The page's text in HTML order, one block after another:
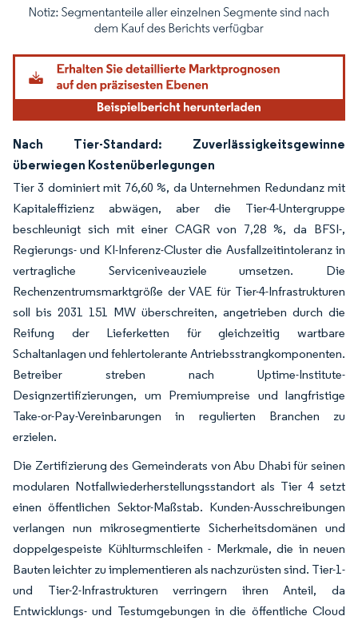
Bild © Mordor Intelligence. Wiederverwendung erfordert Namensnennung
Nach Tier-Standard: Zuverlässigkeitsgewinne
überwiegen Kostenüberlegungen
Tier 3 dominiert mit 76,60 %, da Unternehmen Redundanz mit
Kapitaleffizienz abwägen, aber die Tier-4-Untergruppe
beschleunigt sich mit einer CAGR von 7,28 %, da BFSI-,
Regierungs- und KI-Inferenz-Cluster die Ausfallzeitintoleranz in
vertragliche Serviceniveauziele umsetzen. Die
Rechenzentrumsmarktgröße der VAE für Tier-4-Infrastrukturen
soll bis 2031 151 MW überschreiten, angetrieben durch die
Reifung der Lieferketten für gleichzeitig wartbare
Schaltanlagen und fehlertolerante Antriebsstrangkomponenten.
Betreiber streben nach Uptime-Institute-
Designzertifizierungen, um Premiumpreise und langfristige
Take-or-Pay-Vereinbarungen in regulierten Branchen zu
erzielen.
Die Zertifizierung des Gemeinderats von Abu Dhabi für seinen
modularen Notfallwiederherstellungsstandort als Tier 4 setzt
einen öffentlichen Sektor-Maßstab. Kunden-Ausschreibungen
verlangen nun mikrosegmentierte Sicherheitsdomänen und
doppelgespeiste Kühlturmschleifen - Merkmale, die in neuen
Bauten leichter zu implementieren als nachzurüsten sind. Tier-1-
und Tier-2-Infrastrukturen verringern ihren Anteil, da
Entwicklungs- und Testumgebungen in die öffentliche Cloud